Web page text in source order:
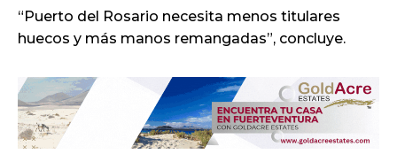
“Puerto del Rosario necesita menos titulares
huecos y más manos remangadas”, concluye.